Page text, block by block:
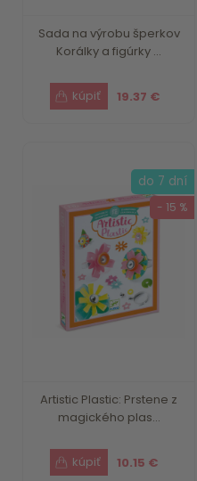
Sada na výrobu šperkov
Korálky a figúrky ...
19.37 €
Artistic Plastic: Prstene z
magického plas...
10.15 €
do 7 dní
- 15 %